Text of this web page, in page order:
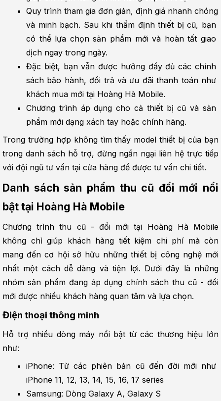
Quy trình tham gia đơn giản, định giá nhanh chóng
và minh bạch. Sau khi thẩm định thiết bị cũ, bạn
có thể lựa chọn sản phẩm mới và hoàn tất giao
dịch ngay trong ngày.
Đặc biệt, bạn vẫn được hưởng đầy đủ các chính
sách bảo hành, đổi trả và ưu đãi thanh toán như
khách mua mới tại Hoàng Hà Mobile.
Chương trình áp dụng cho cả thiết bị cũ và sản
phẩm mới dạng xách tay hoặc chính hãng.
Trong trường hợp không tìm thấy model thiết bị của bạn
trong danh sách hỗ trợ, đừng ngần ngại liên hệ trực tiếp
với đội ngũ tư vấn tại cửa hàng để được tư vấn chi tiết.
Danh sách sản phẩm thu cũ đổi mới nổi
bật tại Hoàng Hà Mobile
Chương trình thu cũ - đổi mới tại Hoàng Hà Mobile
không chỉ giúp khách hàng tiết kiệm chi phí mà còn
mang đến cơ hội sở hữu những thiết bị công nghệ mới
nhất một cách dễ dàng và tiện lợi. Dưới đây là những
nhóm sản phẩm đang áp dụng chính sách thu cũ - đổi
mới được nhiều khách hàng quan tâm và lựa chọn.
Điện thoại thông minh
Hỗ trợ nhiều dòng máy nổi bật từ các thương hiệu lớn
như:
iPhone: Từ các phiên bản cũ đến đời mới như
iPhone 11, 12, 13, 14, 15, 16, 17 series
Samsung: Dòng Galaxy A, Galaxy S